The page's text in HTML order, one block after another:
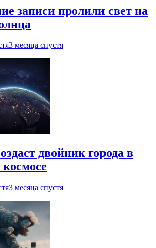
записи пролили свет на
3 месяца спустя
двойник города в
3 месяца спустя